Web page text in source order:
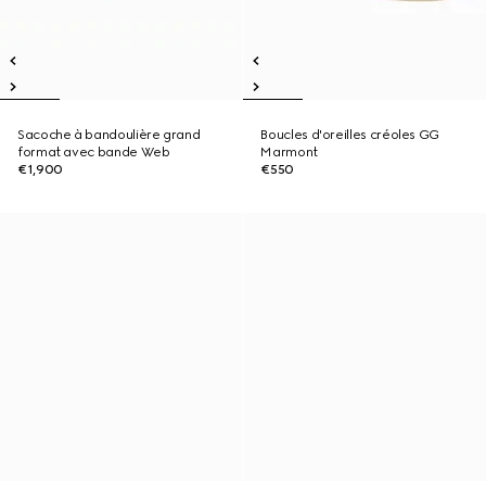
Sacoche à bandoulière grand
format avec bande Web
€1,900
Boucles d'oreilles créoles GG
Marmont
€550